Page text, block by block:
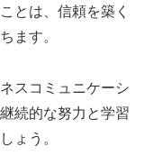
とは、信頼を築く
ます。
スコミュニケーシ
続的な努力と学習
ょう。